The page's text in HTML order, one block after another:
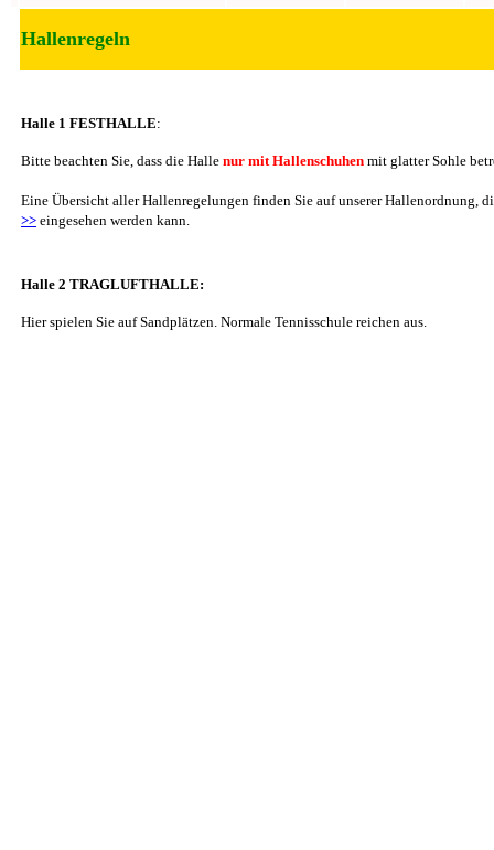
Hallenregeln
Halle 1 FESTHALLE:
Bitte beachten Sie, dass die Halle nur mit Hallenschuhen mit glatter Sohle
Eine Übersicht aller Hallenregelungen finden Sie auf unserer Hallenordnung,
>> eingesehen werden kann.
Halle 2 TRAGLUFTHALLE:
Hier spielen Sie auf Sandplätzen. Normale Tennisschule reichen aus.